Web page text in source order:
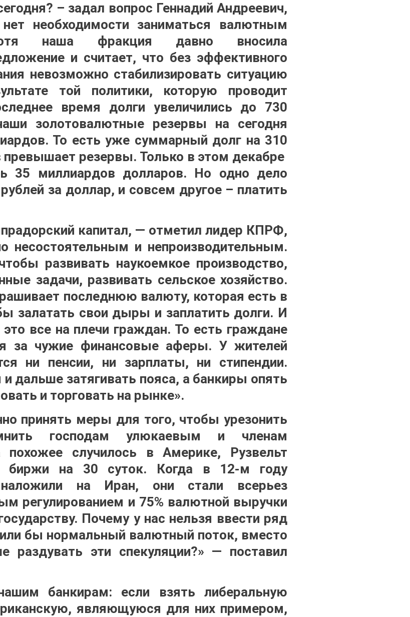
– задал вопрос Геннадий Андреевич,
необходимости заниматься валютным
наша фракция давно вносила
и считает, что без эффективного
невозможно стабилизировать ситуацию
той политики, которую проводит
время долги увеличились до 730
золотовалютные резервы на сегодня
То есть уже суммарный долг на 310
резервы. Только в этом декабре
35 миллиардов долларов. Но одно дело
за доллар, и совсем другое – платить
капитал, — отметил лидер КПРФ,
несостоятельным и непроизводительным.
развивать наукоемкое производство,
задачи, развивать сельское хозяйство.
последнюю валюту, которая есть в
залатать свои дыры и заплатить долги. И
все на плечи граждан. То есть граждане
за чужие финансовые аферы. У жителей
ни пенсии, ни зарплаты, ни стипендии.
дальше затягивать пояса, а банкиры опять
и торговать на рынке».
принять меры для того, чтобы урезонить
господам улюкаевым и членам
похожее случилось в Америке, Рузвельт
биржи на 30 суток. Когда в 12-м году
на Иран, они стали всерьез
регулированием и 75% валютной выручки
Почему у нас нельзя ввести ряд
бы нормальный валютный поток, вместо
раздувать эти спекуляции?» — поставил
банкирам: если взять либеральную
являющуюся для них примером,